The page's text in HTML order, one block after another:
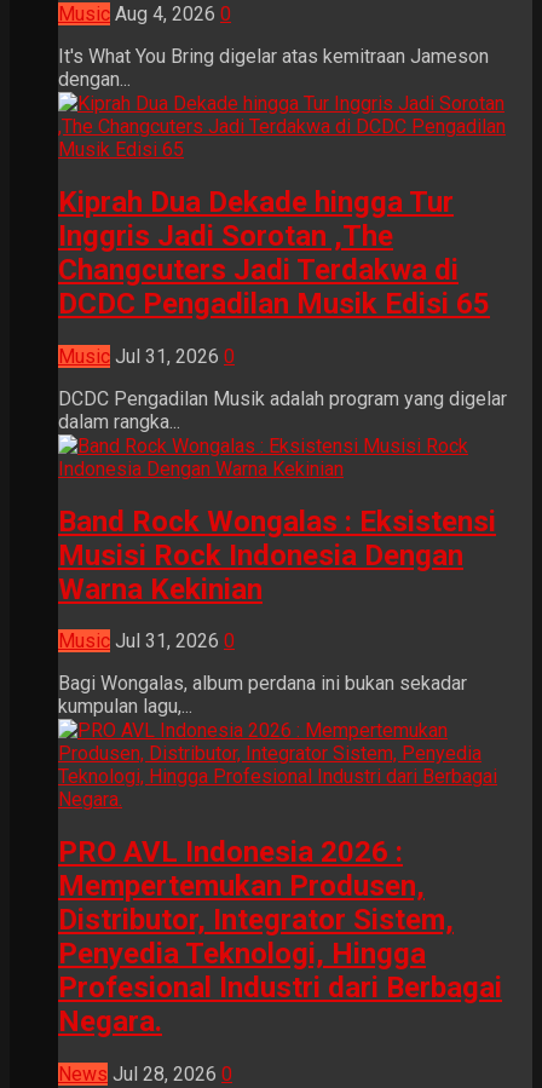
Music Aug 4, 2026 0
It's What You Bring digelar atas kemitraan Jameson
dengan...
Kiprah Dua Dekade hingga Tur
Inggris Jadi Sorotan ,The
Changcuters Jadi Terdakwa di
DCDC Pengadilan Musik Edisi 65
Music Jul 31, 2026 0
DCDC Pengadilan Musik adalah program yang digelar
dalam rangka...
Band Rock Wongalas : Eksistensi
Musisi Rock Indonesia Dengan
Warna Kekinian
Music Jul 31, 2026 0
Bagi Wongalas, album perdana ini bukan sekadar
kumpulan lagu,...
PRO AVL Indonesia 2026 :
Mempertemukan Produsen,
Distributor, Integrator Sistem,
Penyedia Teknologi, Hingga
Profesional Industri dari Berbagai
Negara.
News Jul 28, 2026 0